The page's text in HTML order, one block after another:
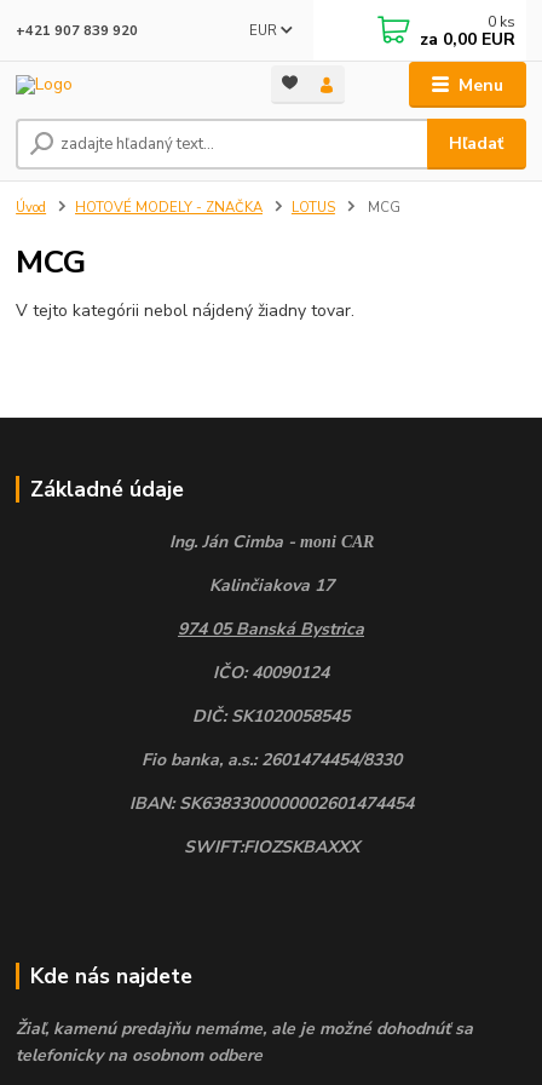
Menu
EUR
Hľadať
+421 907 839 920 0 ks
za 0,00 EUR
Úvod HOTOVÉ MODELY - ZNAČKA LOTUS MCG
MCG
V tejto kategórii nebol nájdený žiadny tovar.
Základné údaje
Ing. Ján Cimba - moni CAR
Kalinčiakova 17
974 05 Banská Bystrica
IČO: 40090124
DIČ: SK1020058545
Fio banka, a.s.: 2601474454/8330
IBAN: SK6383300000002601474454
SWIFT:FIOZSKBAXXX
Kde nás najdete
Žiaľ, kamenú predajňu nemáme, ale je možné dohodnúť sa
telefonicky na osobnom odbere